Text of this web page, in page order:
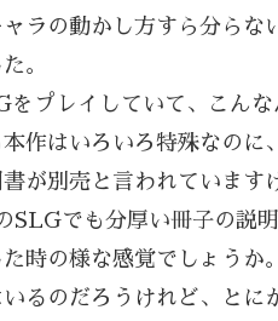
ラの動かし方すら分らな
。
をプレイしていて、こんな
作はいろいろ特殊なのに
が別売と言われています
SLGでも分厚い冊子の説
時の様な感覚でしょうか。
るのだろうけれど、とに